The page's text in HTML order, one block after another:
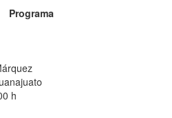
Programa
h